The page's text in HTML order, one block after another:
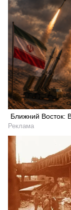
Ближний Восток:
Реклама